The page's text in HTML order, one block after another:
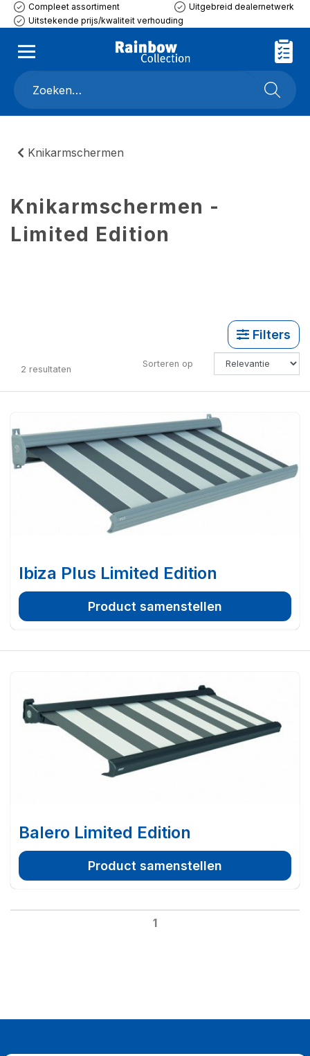
Compleet assortiment
Uitgebreid dealernetwerk
Uitstekende prijs/kwaliteit verhouding
Knikarmschermen
Knikarmschermen -
Limited Edition
Filters
2 resultaten Sorteren op
Ibiza Plus Limited Edition
Product samenstellen
Balero Limited Edition
Product samenstellen
1